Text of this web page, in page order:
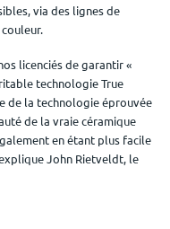
via des lignes de
licenciés de garantir «
technologie True
de la technologie éprouvée
de la vraie céramique
en étant plus facile
John Rietveldt, le